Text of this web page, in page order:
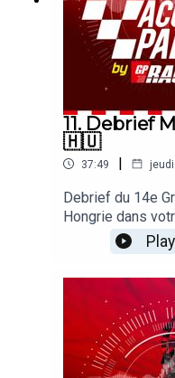
11. Debrief
🇭🇺
37:49 |
Debrief du 14e
Hongrie dans
Paddock grâce
Michel Turco et
page consacrée
Marquez ! On
difficultés de
des Aprilia et
Français. Sans
agitent le
Play